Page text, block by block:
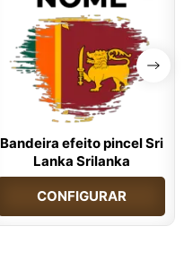
Bandeira efeito pincel Sri
Lanka Srilanka
CONFIGURAR